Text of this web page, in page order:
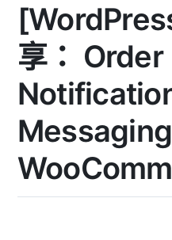
享： Order